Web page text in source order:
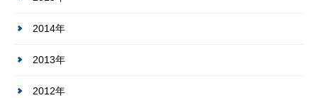
2014年
2013年
2012年